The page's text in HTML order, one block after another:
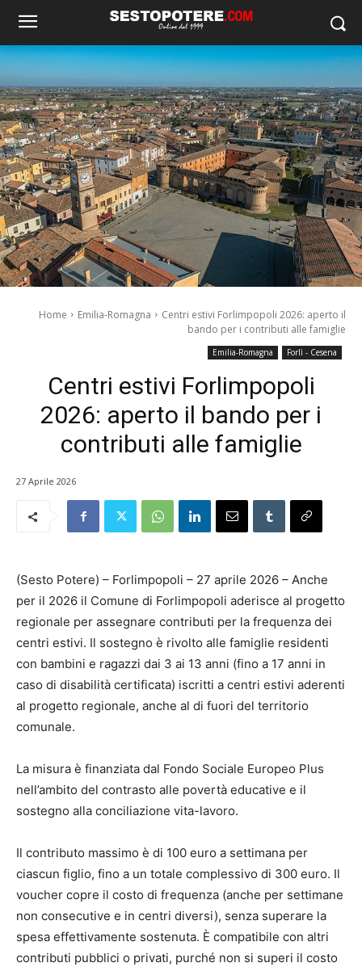
Home Emilia-Romagna
Centri estivi Forlimpopoli 2026: aperto il
bando per i contributi alle famiglie
Emilia-Romagna Forlì - Cesena
Centri estivi Forlimpopoli
2026: aperto il bando per i
contributi alle famiglie
27 Aprile 2026
(Sesto Potere) – Forlimpopoli – 27 aprile 2026 – Anche
per il 2026 il Comune di Forlimpopoli aderisce al progetto
regionale per assegnare contributi per la frequenza dei
centri estivi. Il sostegno è rivolto alle famiglie residenti
con bambini e ragazzi dai 3 ai 13 anni (fino a 17 anni in
caso di disabilità certificata) iscritti a centri estivi aderenti
al progetto regionale, anche al di fuori del territorio
comunale.
La misura è finanziata dal Fondo Sociale Europeo Plus
nell’ambito del contrasto alle povertà educative e il
sostegno alla conciliazione vita-lavoro.
Il contributo massimo è di 100 euro a settimana per
ciascun figlio, fino a un totale complessivo di 300 euro. Il
voucher copre il costo di frequenza (anche per settimane
non consecutive e in centri diversi), senza superare la
spesa effettivamente sostenuta. È compatibile con altri
contributi pubblici o privati, purché non si superi il costo